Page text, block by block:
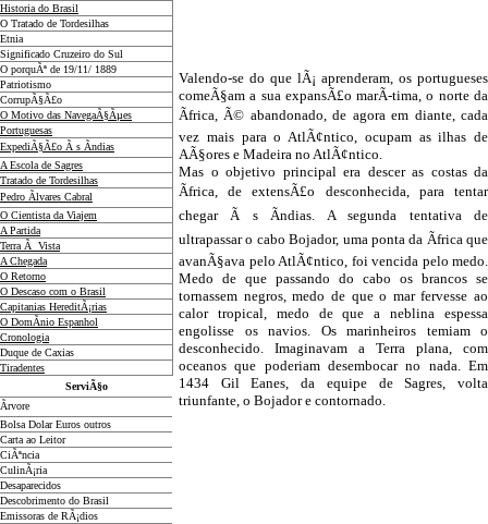
Historia do Brasil
O Tratado de Tordesilhas
Etnia
Significado Cruzeiro do Sul
O porquÃª de 19/11/ 1889
Patriotismo
CorrupÃ§Ã£o
O Motivo das NavegaÃ§Ãµes
Portuguesas
ExpediÃ§Ã£o Ã s Ãndias
A Escola de Sagres
Tratado de Tordesilhas
Pedro Ãlvares Cabral
O Cientista da Viajem
A Partida
Terra Ã Vista
A Chegada
O Retorno
O Descaso com o Brasil
Capitanias HereditÃ¡rias
O DomÃ­nio Espanhol
Cronologia
Duque de Caxias
Tiradentes
ServiÃ§o
Ãrvore
Bolsa Dolar Euros outros
Carta ao Leitor
CiÃªncia
CulinÃ¡ria
Desaparecidos
Descobrimento do Brasil
Emissoras de RÃ¡dios
Valendo-se do que lÃ¡ aprenderam, os portugueses
comeÃ§am a sua expansÃ£o marÃ­-tima, o norte da
Ãfrica, Ã© abandonado, de agora em diante, cada
vez mais para o AtlÃ¢ntico, ocupam as ilhas de
AÃ§ores e Madeira no AtlÃ¢ntico.
Mas o objetivo principal era descer as costas da
Ãfrica, de extensÃ£o desconhecida, para tentar
chegar Ã s Ãndias. A segunda tentativa de
ultrapassar o cabo Bojador, uma ponta da Ãfrica que
avanÃ§ava pelo AtlÃ¢ntico, foi vencida pelo medo.
Medo de que passando do cabo os brancos se
tornassem negros, medo de que o mar fervesse ao
calor tropical, medo de que a neblina espessa
engolisse os navios. Os marinheiros temiam o
desconhecido. Imaginavam a Terra plana, com
oceanos que poderiam desembocar no nada. Em
1434 Gil Eanes, da equipe de Sagres, volta
triunfante, o Bojador e contornado.